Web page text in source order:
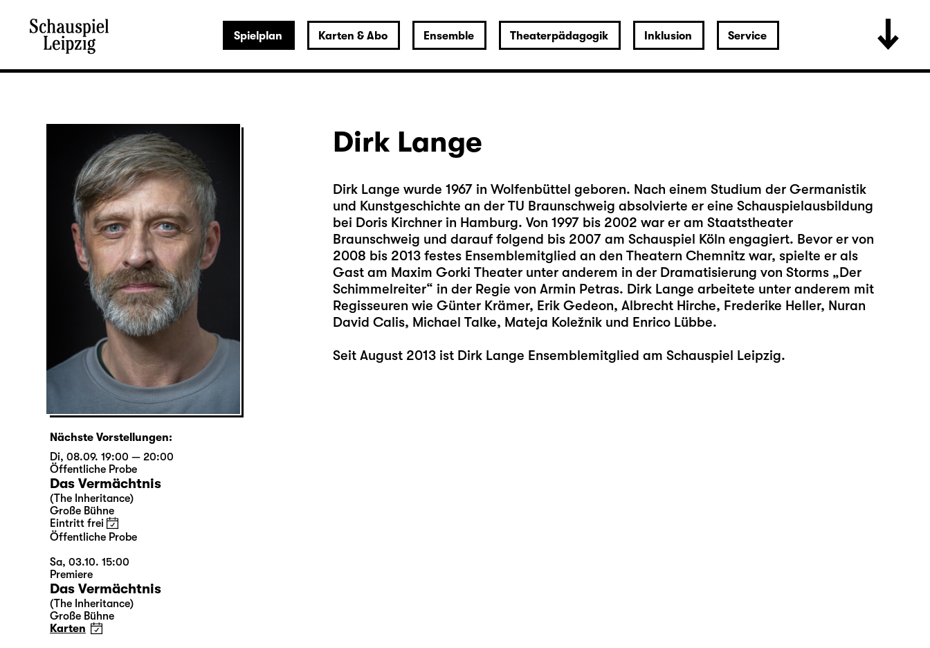
Spielplan Karten & Abo Ensemble Theaterpädagogik Inklusion Service
Dirk Lange
Dirk Lange wurde 1967 in Wolfenbüttel geboren. Nach einem Studium der Germanistik
und Kunstgeschichte an der TU Braunschweig absolvierte er eine Schauspielausbildung
bei Doris Kirchner in Hamburg. Von 1997 bis 2002 war er am Staatstheater
Braunschweig und darauf folgend bis 2007 am Schauspiel Köln engagiert. Bevor er von
2008 bis 2013 festes Ensemblemitglied an den Theatern Chemnitz war, spielte er als
Gast am Maxim Gorki Theater unter anderem in der Dramatisierung von Storms „Der
Schimmelreiter“ in der Regie von Armin Petras. Dirk Lange arbeitete unter anderem mit
Regisseuren wie Günter Krämer, Erik Gedeon, Albrecht Hirche, Frederike Heller, Nuran
David Calis, Michael Talke, Mateja Koležnik und Enrico Lübbe.
Seit August 2013 ist Dirk Lange Ensemblemitglied am Schauspiel Leipzig.
Nächste Vorstellungen:
Di, 08.09. 19:00 — 20:00
Öffentliche Probe
Das Vermächtnis
(The Inheritance)
Große Bühne
Eintritt frei
Öffentliche Probe
Sa, 03.10. 15:00
Premiere
Das Vermächtnis
(The Inheritance)
Große Bühne
Karten